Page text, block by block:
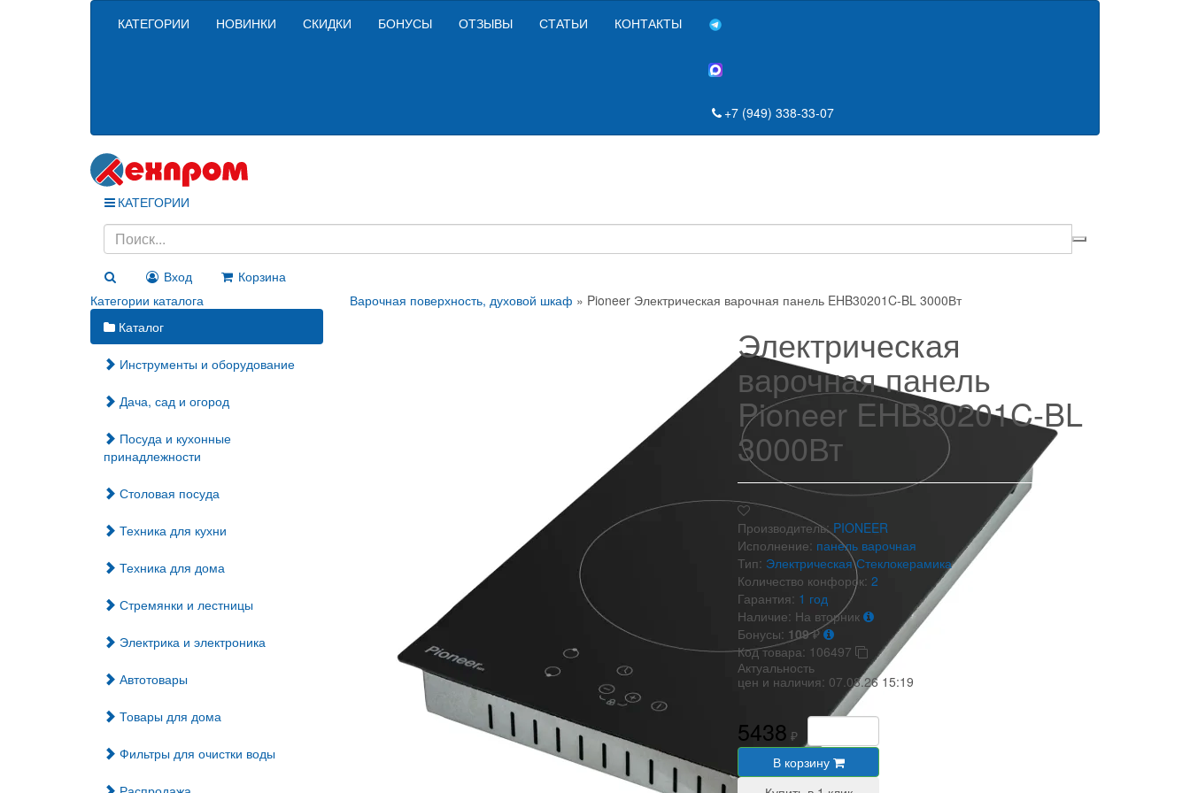
КАТЕГОРИИ НОВИНКИ СКИДКИ БОНУСЫ ОТЗЫВЫ СТАТЬИ КОНТАКТЫ
+7 (949) 338-33-07
КАТЕГОРИИ
Вход
Корзина
Категории каталога
Каталог
Инструменты и оборудование
Дача, сад и огород
Посуда и кухонные
принадлежности
Столовая посуда
Техника для кухни
Техника для дома
Стремянки и лестницы
Электрика и электроника
Автотовары
Товары для дома
Фильтры для очистки воды
Варочная поверхность, духовой шкаф » Pioneer Электрическая варочная панель EHB30201C-BL 3000Вт
Электрическая
варочная панель
Pioneer EHB30201C-BL
3000Вт
Производитель: PIONEER
Исполнение: панель варочная
Тип: Электрическая Стеклокерамика
Количество конфорок: 2
Гарантия: 1 год
Наличие: На вторник
Бонусы: 109₽
Код товара: 106497
Актуальность
цен и наличия: 07.08.26 15:19
5438 ₽
В корзину